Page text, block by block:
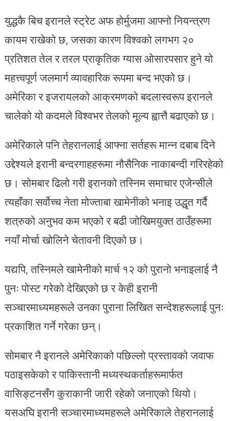
युद्धकै बिच इरानले स्ट्रेट अफ होर्मुजमा आफ्नो नियन्त्रण
कायम राखेको छ, जसका कारण विश्वको लगभग २०
प्रतिशत तेल र तरल प्राकृतिक ग्यास ओसारपसार हुने यो
महत्त्वपूर्ण जलमार्ग व्यावहारिक रूपमा बन्द भएको छ।
अमेरिका र इजरायलको आक्रमणको बदलास्वरूप इरानले
चालेको यो कदमले विश्वभर तेलको मूल्य ह्वात्तै बढाएको छ।
अमेरिकाले पनि तेहरानलाई आफ्ना सर्तहरू मान्न दबाब दिने
उद्देश्यले इरानी बन्दरगाहहरूमा नौसैनिक नाकाबन्दी गरिरहेको
छ। सोमबार ढिलो गरी इरानको तस्निम समाचार एजेन्सीले
त्यहाँका सर्वोच्च नेता मोज्ताबा खामेनीको भनाइ उद्धृत गर्दै
शत्रुको अनुभव कम भएको र बढी जोखिमयुक्त ठाउँहरूमा
नयाँ मोर्चा खोलिने चेतावनी दिएको छ।
यद्यपि, तस्निमले खामेनीको मार्च १२ को पुरानो भनाइलाई नै
पुनः पोस्ट गरेको देखिएको छ र केही इरानी
सञ्चारमाध्यमहरूले उनका पुराना लिखित सन्देशहरूलाई पुनः
प्रकाशित गर्ने गरेका छन्।
सोमबार नै इरानले अमेरिकाको पछिल्लो प्रस्तावको जवाफ
पठाइसकेको र पाकिस्तानी मध्यस्थकर्ताहरूमार्फत
वासिङ्टनसँग कुराकानी जारी रहेको जनाएको थियो।
यसअघि इरानी सञ्चारमाध्यमहरूले अमेरिकाले तेहरानलाई